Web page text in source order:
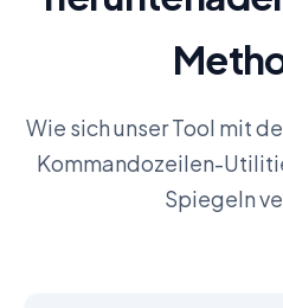
Wie sich unser Tool mit
Kommandozeilen-
Spiegeln